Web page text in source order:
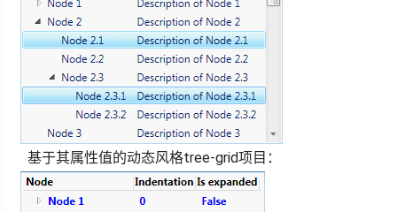
基于其属性值的动态风格tree-grid项目：